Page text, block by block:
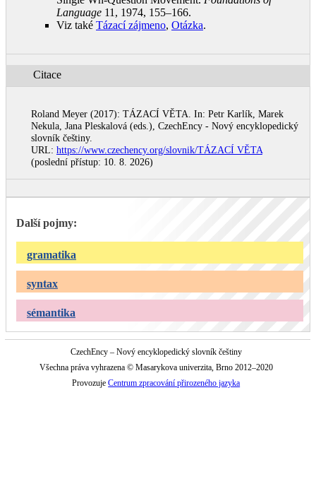
Language 11, 1974, 155–166.
Viz také Tázací zájmeno, Otázka.
Citace
Roland Meyer (2017): TÁZACÍ VĚTA. In: Petr Karlík, Marek
Nekula, Jana Pleskalová (eds.), CzechEncy - Nový encyklopedický
slovník češtiny.
URL: https://www.czechency.org/slovnik/TÁZACÍ VĚTA
(poslední přístup: 10. 8. 2026)
Další pojmy:
gramatika
syntax
sémantika
CzechEncy – Nový encyklopedický slovník češtiny
Všechna práva vyhrazena © Masarykova univerzita, Brno 2012–2020
ProvozujeCentrum zpracování přirozeného jazyka